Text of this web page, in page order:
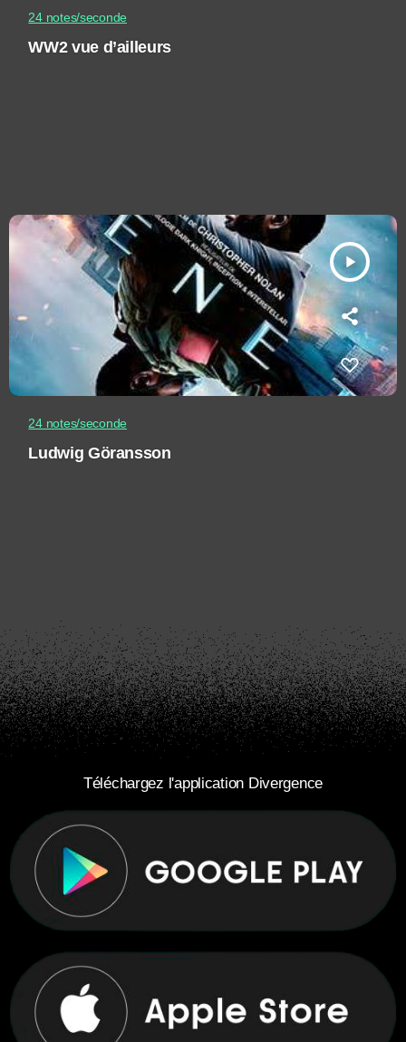
24 notes/seconde
WW2 vue d’ailleurs
play_arrow
24 notes/seconde
Ludwig Göransson
Téléchargez l'application Divergence